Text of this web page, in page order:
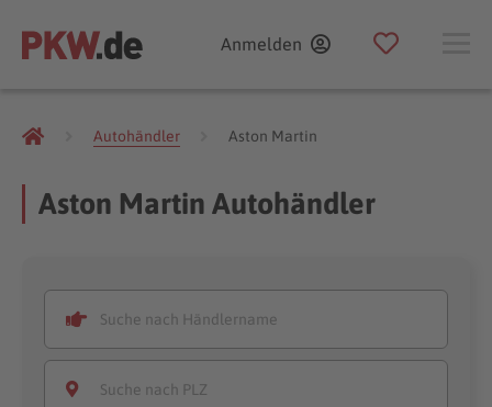
Anmelden
Autohändler Aston Martin
Aston Martin Autohändler